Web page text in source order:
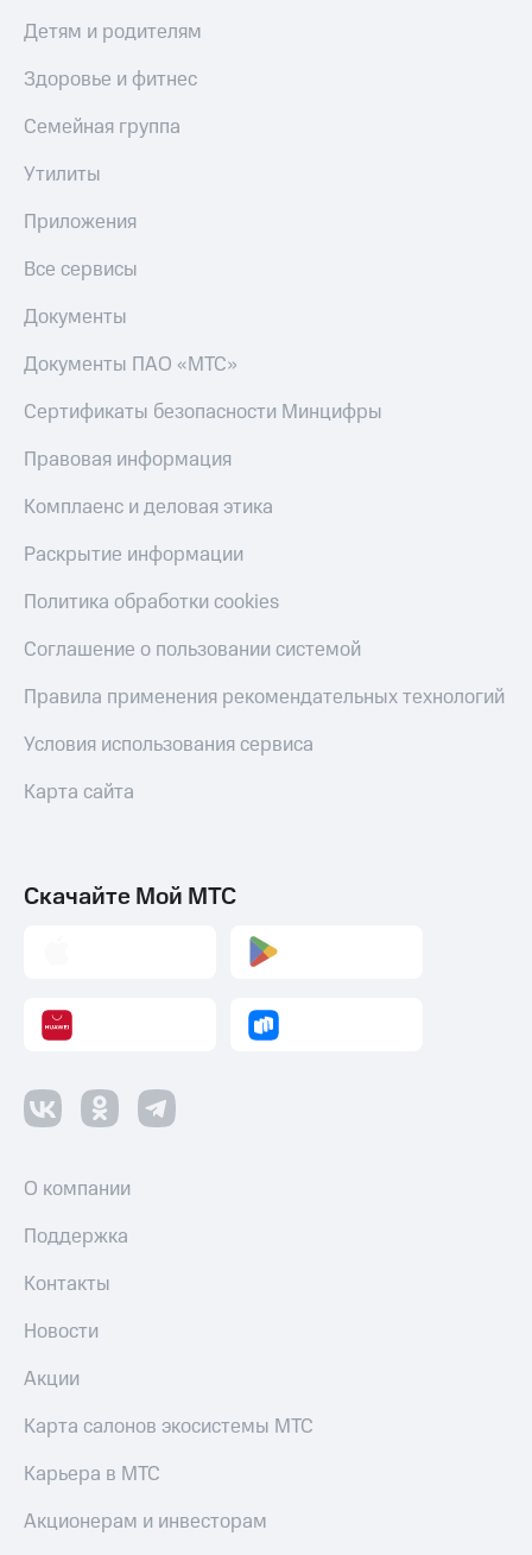
Детям и родителям
Здоровье и фитнес
Семейная группа
Утилиты
Приложения
Все сервисы
Документы
Документы ПАО «МТС»
Сертификаты безопасности Минцифры
Правовая информация
Комплаенс и деловая этика
Раскрытие информации
Политика обработки cookies
Соглашение о пользовании системой
Правила применения рекомендательных технологий
Условия использования сервиса
Карта сайта
Скачайте Мой МТС
О компании
Поддержка
Контакты
Новости
Акции
Карта салонов экосистемы МТС
Карьера в МТС
Акционерам и инвесторам